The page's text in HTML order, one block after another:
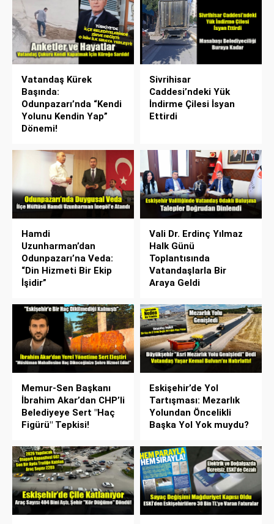
Vatandaş Kürek
Başında:
Odunpazarı’nda “Kendi
Yolunu Kendin Yap”
Dönemi!
Sivrihisar
Caddesi’ndeki Yük
İndirme Çilesi İsyan
Ettirdi
Hamdi
Uzunharman’dan
Odunpazarı’na Veda:
“Din Hizmeti Bir Ekip
İşidir”
Vali Dr. Erdinç Yılmaz
Halk Günü
Toplantısında
Vatandaşlarla Bir
Araya Geldi
Memur-Sen Başkanı
İbrahim Akar’dan CHP’li
Belediyeye Sert "Haç
Figürü" Tepkisi!
Eskişehir’de Yol
Tartışması: Mezarlık
Yolundan Öncelikli
Başka Yol Yok muydu?